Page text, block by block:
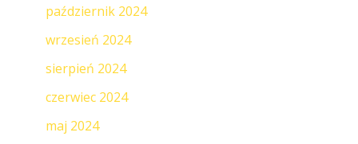
październik 2024
wrzesień 2024
sierpień 2024
czerwiec 2024
maj 2024